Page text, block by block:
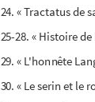
24. « Tractatus de
25-28. « Histoire
29. « L'honnête
30. « Le serin et le